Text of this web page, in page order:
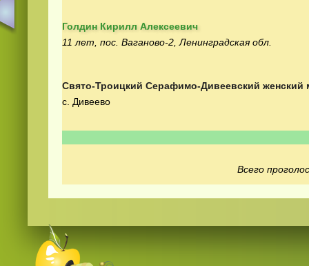
Голдин Кирилл Алексеевич
11 лет, пос. Ваганово-2, Ленинградская обл.
Свято-Троицкий Серафимо-Дивеевский женский
с. Дивеево
Всего
видеоонлайн